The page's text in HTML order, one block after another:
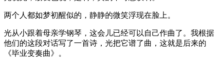
两个人都如梦初醒似的，静静的微笑浮现在脸上。
光从小跟着母亲学钢琴，这会儿已经可以自己作曲了。我根据
他们的这段对话写了一首诗，光把它谱了曲，这就是后来的
《毕业变奏曲》。